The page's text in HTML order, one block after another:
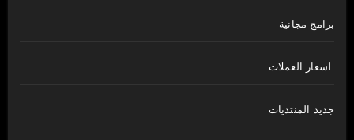
برامج مجانية
اسعار العملات
جديد المنتديات